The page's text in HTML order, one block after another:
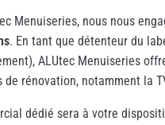
Menuiseries, nous nous
. En tant que détenteur du
ALUtec Menuiseries
de rénovation, notamment la
dédié sera à votre